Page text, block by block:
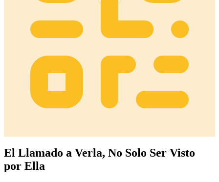
El Llamado a Verla, No Solo Ser Visto
por Ella